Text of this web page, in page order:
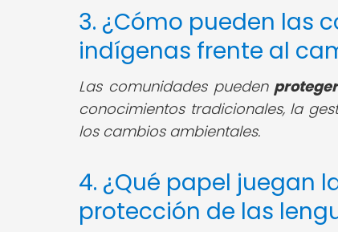
3. ¿Cómo pueden las
indígenas frente al
Las comunidades pueden
conocimientos tradicionales, la
los cambios ambientales.
4. ¿Qué papel juegan
protección de las